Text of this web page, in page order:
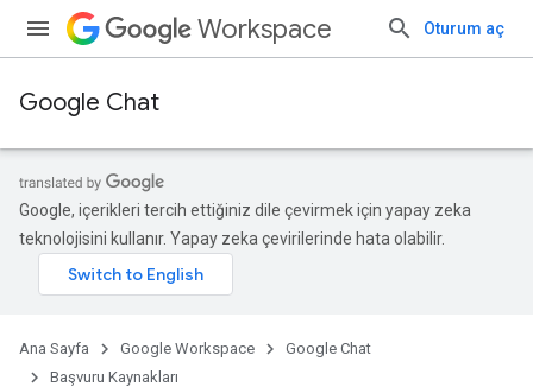
Workspace Oturum aç
Google Chat
Google, içerikleri tercih ettiğiniz dile çevirmek için yapay zeka
teknolojisini kullanır. Yapay zeka çevirilerinde hata olabilir.
Ana Sayfa Google Workspace
Google Chat
Başvuru Kaynakları